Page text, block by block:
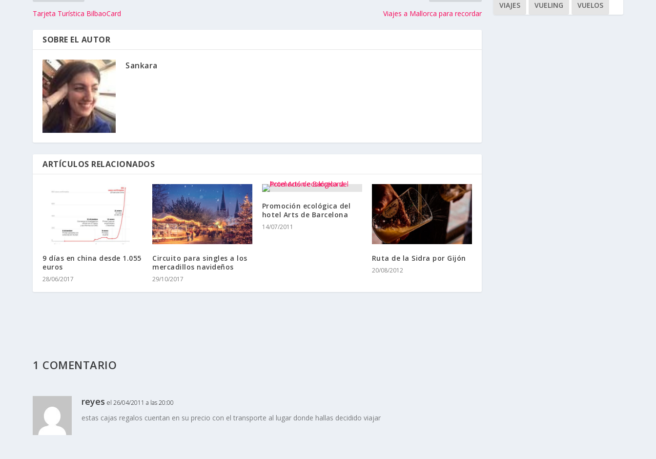
Tarjeta Turística BilbaoCard Viajes a Mallorca para recordar
SOBRE EL AUTOR
Sankara
ARTÍCULOS RELACIONADOS
9 días en china desde 1.055
euros
28/06/2017
Circuito para singles a los
mercadillos navideños
29/10/2017
Promoción ecológica del
hotel Arts de Barcelona
14/07/2011
Ruta de la Sidra por Gijón
20/08/2012
1 COMENTARIO
reyes el 26/04/2011 a las 20:00
estas cajas regalos cuentan en su precio con el transporte al lugar donde hallas decidido viajar
VIAJES VUELING VUELOS